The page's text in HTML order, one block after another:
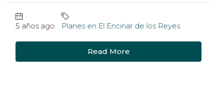
5 años ago Planes en El Encinar de los Reyes
Read More